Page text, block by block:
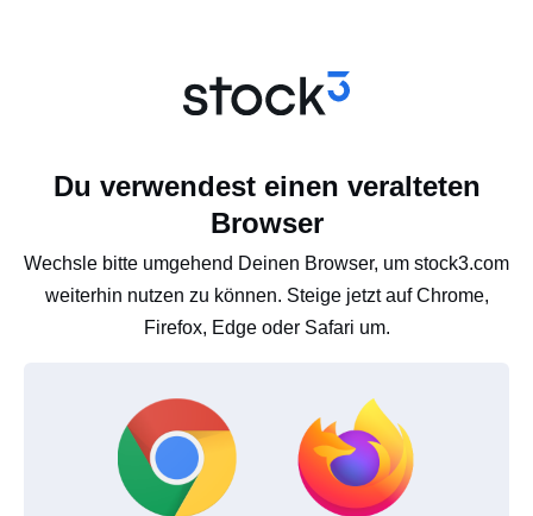
Du verwendest einen veralteten
Browser
Wechsle bitte umgehend Deinen Browser, um stock3.com
weiterhin nutzen zu können. Steige jetzt auf Chrome,
Firefox, Edge oder Safari um.